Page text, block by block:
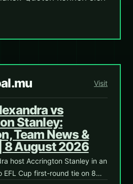
Visit
vs
Stanley:
Team News &
8 August 2026
host Accrington Stanley in an
EFL Cup first-round tie on 8…